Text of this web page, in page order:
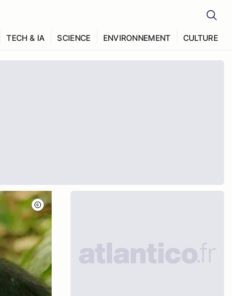
TECH & IA SCIENCE ENVIRONNEMENT CULTURE